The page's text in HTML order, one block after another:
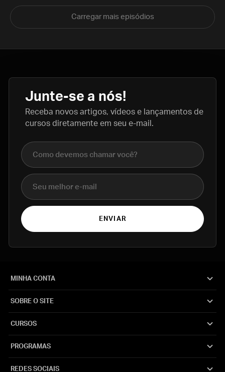
Carregar mais episódios
Junte-se a nós!
Receba novos artigos, vídeos e lançamentos de
cursos diretamente em seu e-mail.
Nome completo
E-mail
ENVIAR
MINHA CONTA
SOBRE O SITE
CURSOS
PROGRAMAS
REDES SOCIAIS